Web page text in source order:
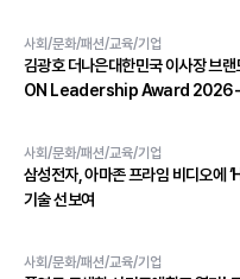
사회/문화/패션/교육/기업
김광호 더나은대한민국 이사장 브
ON Leadership Award 2026
사회/문화/패션/교육/기업
삼성전자, 아마존 프라임 비디오에
기술 선보여
사회/문화/패션/교육/기업